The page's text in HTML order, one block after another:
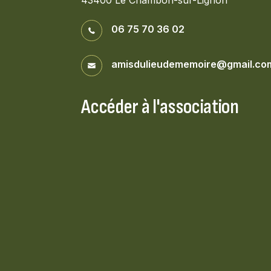
06 75 70 36 02
Accéder à l'association